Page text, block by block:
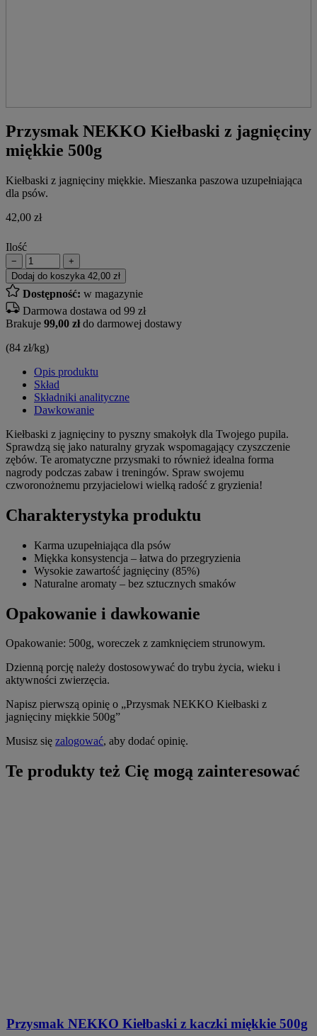
Przysmak NEKKO Kiełbaski z jagnięciny
miękkie 500g
Kiełbaski z jagnięciny miękkie. Mieszanka paszowa uzupełniająca
dla psów.
42,00 zł
Ilość
−
+
Dodaj do koszyka 42,00 zł
Dostępność: w magazynie
Darmowa dostawa od 99 zł
Brakuje 99,00 złdo darmowej dostawy
(84 zł/kg)
Opis produktu
Skład
Składniki analityczne
Dawkowanie
Kiełbaski z jagnięciny to pyszny smakołyk dla Twojego pupila.
Sprawdzą się jako naturalny gryzak wspomagający czyszczenie
zębów. Te aromatyczne przysmaki to również idealna forma
nagrody podczas zabaw i treningów. Spraw swojemu
czworonożnemu przyjacielowi wielką radość z gryzienia!
Charakterystyka produktu
Karma uzupełniająca dla psów
Miękka konsystencja – łatwa do przegryzienia
Wysokie zawartość jagnięciny (85%)
Naturalne aromaty – bez sztucznych smaków
Opakowanie i dawkowanie
Opakowanie: 500g, woreczek z zamknięciem strunowym.
Dzienną porcję należy dostosowywać do trybu życia, wieku i
aktywności zwierzęcia.
Napisz pierwszą opinię o „Przysmak NEKKO Kiełbaski z
jagnięciny miękkie 500g”
Musisz się zalogować, aby dodać opinię.
Te produkty też Cię mogą zainteresować
Przysmak NEKKO Kiełbaski z kaczki miękkie 500g